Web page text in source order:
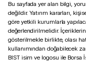
Bu sayfada yer alan bilgi,
değildir. Yatırım kararları,
göre yetkili kurumlarla
değerlendirilmelidir.
gösterilmekle birlikte, olası
kullanımından doğabilecek
BIST isim ve logosu ile Borsa